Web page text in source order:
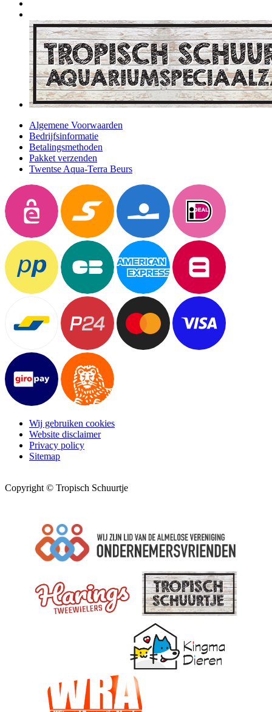
Algemene Voorwaarden
Bedrijfsinformatie
Betalingsmethoden
Pakket verzenden
Twentse Aqua-Terra Beurs
Wij gebruiken cookies
Website disclaimer
Privacy policy
Sitemap
Copyright © Tropisch Schuurtje